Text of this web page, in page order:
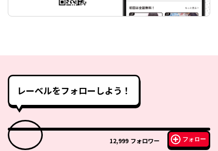
レーベルをフォローしよう！
12,999 フォロワー フォロー